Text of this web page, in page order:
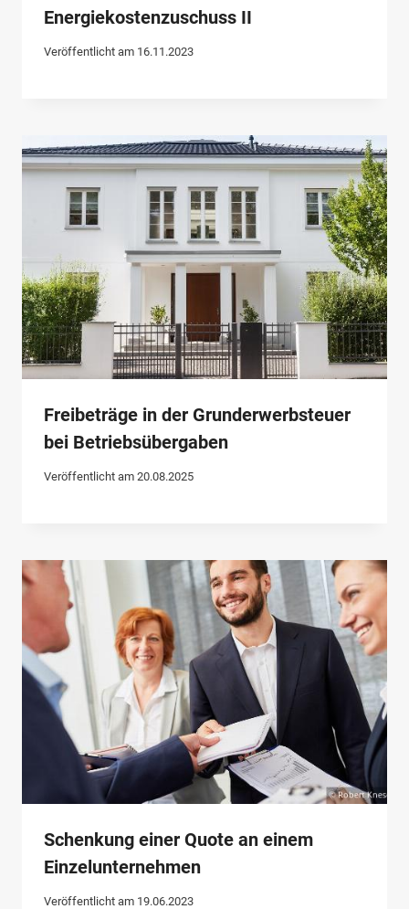
Energiekostenzuschuss II
Veröffentlicht am 16.11.2023
Freibeträge in der Grunderwerbsteuer
bei Betriebsübergaben
Veröffentlicht am 20.08.2025
Schenkung einer Quote an einem
Einzelunternehmen
Veröffentlicht am 19.06.2023